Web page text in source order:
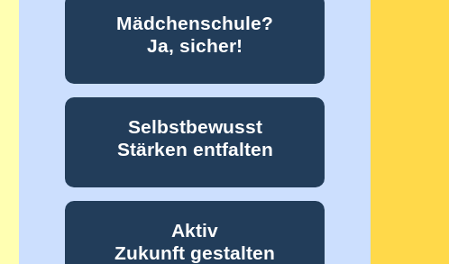
Mädchenschule?
Ja, sicher!
Selbstbewusst
Stärken entfalten
Aktiv
Zukunft gestalten